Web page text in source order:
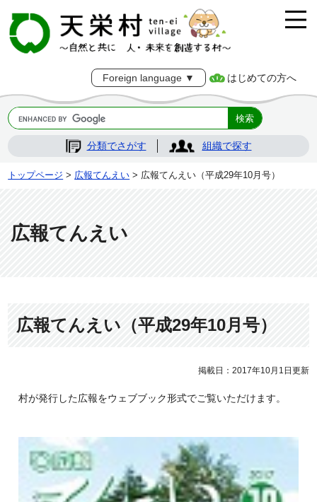
Foreign language ▼ はじめての方へ
分類でさがす 組織で探す
トップページ > 広報てんえい > 広報てんえい（平成29年10月号）
広報てんえい
広報てんえい（平成29年10月号）
掲載日：2017年10月1日更新
村が発行した広報をウェブブック形式でご覧いただけます。